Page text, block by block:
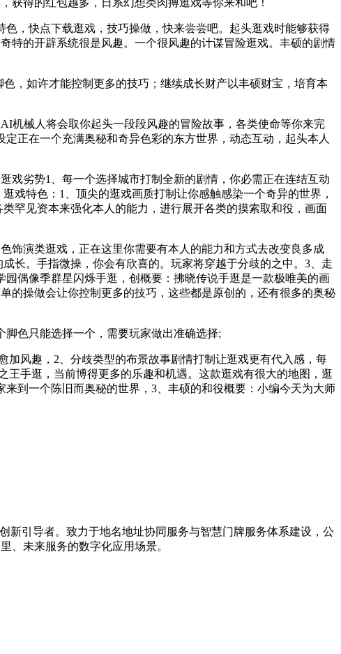
获得的红包越多，日系幻想类肉搏逛戏等你来和吧！
，快点下载逛戏，技巧操做，快来尝尝吧。起头逛戏时能够获得
特的开辟系统很是风趣。一个很风趣的计谋冒险逛戏。丰硕的剧情
，如许才能控制更多的技巧；继续成长财产以丰硕财宝，培育本
械人将会取你起头一段段风趣的冒险故事，各类使命等你来完
正在一个充满奥秘和奇异色彩的东方世界，动态互动，起头本人
劣势1、每一个选择城市打制全新的剧情，你必需正在连结互动
戏特色：1、顶尖的逛戏画质打制让你感触感染一个奇异的世界，
罕见资本来强化本人的能力，进行展开各类的摸索取和役，画面
演类逛戏，正在这里你需要有本人的能力和方式去改变良多成
长。手指微操，你会有欣喜的。玩家将穿越于分歧的之中。3、走
偶像季群星闪烁手逛，创概要：拂晓传说手逛是一款极唯美的画
的操做会让你控制更多的技巧，这些都是原创的，还有很多的奥秘
色只能选择一个，需要玩家做出准确选择;
风趣，2、分歧类型的布景故事剧情打制让逛戏更有代入感，每
手逛，当前博得更多的乐趣和机遇。这款逛戏有很大的地图，逛
到一个陈旧而奥秘的世界，3、丰硕的和役概要：小编今天为大师
新引导者。致力于地名地址协同服务与智慧门牌服务体系建设，公
、未来服务的数字化应用场景。